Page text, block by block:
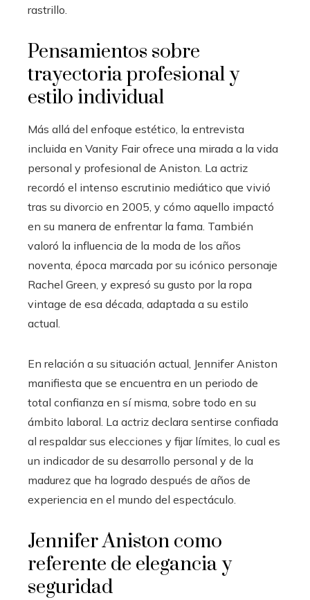
rastrillo.
Pensamientos sobre
trayectoria profesional y
estilo individual
Más allá del enfoque estético, la entrevista
incluida en Vanity Fair ofrece una mirada a la vida
personal y profesional de Aniston. La actriz
recordó el intenso escrutinio mediático que vivió
tras su divorcio en 2005, y cómo aquello impactó
en su manera de enfrentar la fama. También
valoró la influencia de la moda de los años
noventa, época marcada por su icónico personaje
Rachel Green, y expresó su gusto por la ropa
vintage de esa década, adaptada a su estilo
actual.
En relación a su situación actual, Jennifer Aniston
manifiesta que se encuentra en un periodo de
total confianza en sí misma, sobre todo en su
ámbito laboral. La actriz declara sentirse confiada
al respaldar sus elecciones y fijar límites, lo cual es
un indicador de su desarrollo personal y de la
madurez que ha logrado después de años de
experiencia en el mundo del espectáculo.
Jennifer Aniston como
referente de elegancia y
seguridad